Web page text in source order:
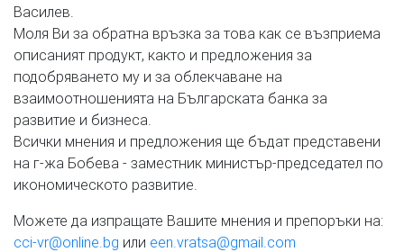
Василев.
Моля Ви за обратна връзка за това как се възприема
описаният продукт, както и предложения за
подобряването му и за облекчаване на
взаимоотношенията на Българската банка за
развитие и бизнеса.
Всички мнения и предложения ще бъдат представени
на г-жа Бобева - заместник министър-председател по
икономическото развитие.
Можете да изпращате Вашите мнения и препоръки на:
cci-vr@online.bg или een.vratsa@gmail.com